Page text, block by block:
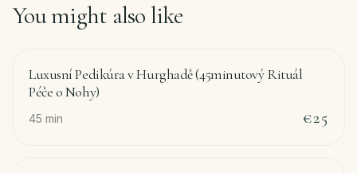
You might also like
Luxusní Pedikúra v Hurghadě (45minutový Rituál
Péče o Nohy)
45 min €25